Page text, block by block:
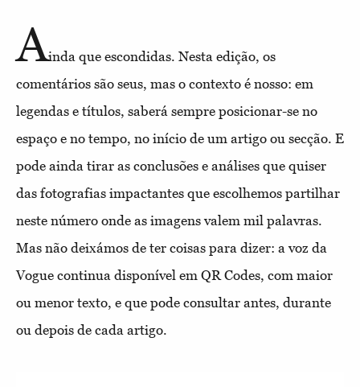
Ainda que escondidas. Nesta edição, os
comentários são seus, mas o contexto é nosso: em
legendas e títulos, saberá sempre posicionar-se no
espaço e no tempo, no início de um artigo ou secção. E
pode ainda tirar as conclusões e análises que quiser
das fotografias impactantes que escolhemos partilhar
neste número onde as imagens valem mil palavras.
Mas não deixámos de ter coisas para dizer: a voz da
Vogue continua disponível em QR Codes, com maior
ou menor texto, e que pode consultar antes, durante
ou depois de cada artigo.